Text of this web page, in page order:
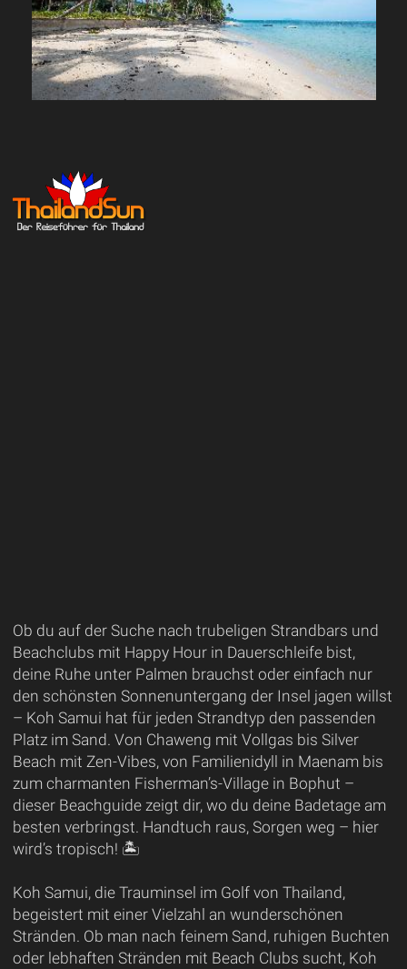
Ob du auf der Suche nach trubeligen Strandbars und
Beachclubs mit Happy Hour in Dauerschleife bist,
deine Ruhe unter Palmen brauchst oder einfach nur
den schönsten Sonnenuntergang der Insel jagen willst
– Koh Samui hat für jeden Strandtyp den passenden
Platz im Sand. Von Chaweng mit Vollgas bis Silver
Beach mit Zen-Vibes, von Familienidyll in Maenam bis
zum charmanten Fisherman’s-Village in Bophut –
dieser Beachguide zeigt dir, wo du deine Badetage am
besten verbringst. Handtuch raus, Sorgen weg – hier
wird’s tropisch! 🏝
Koh Samui, die Trauminsel im Golf von Thailand,
begeistert mit einer Vielzahl an wunderschönen
Stränden. Ob man nach feinem Sand, ruhigen Buchten
oder lebhaften Stränden mit Beach Clubs sucht, Koh